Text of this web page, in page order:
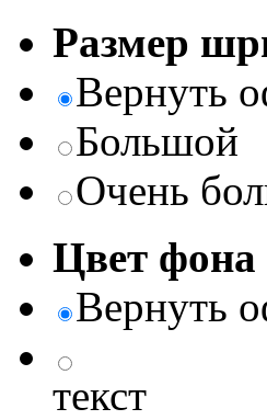
Размер
Вернуть
Большой
Очень
Цвет фона
Вернуть
текст